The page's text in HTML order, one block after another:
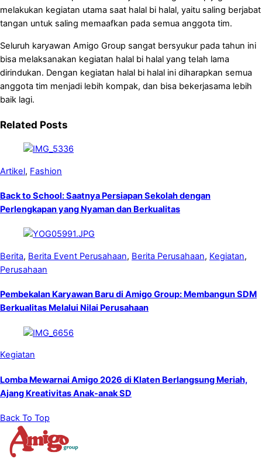
melakukan kegiatan utama saat halal bi halal, yaitu saling berjabat
tangan untuk saling memaafkan pada semua anggota tim.
Seluruh karyawan Amigo Group sangat bersyukur pada tahun ini
bisa melaksanakan kegiatan halal bi halal yang telah lama
dirindukan. Dengan kegiatan halal bi halal ini diharapkan semua
anggota tim menjadi lebih kompak, dan bisa bekerjasama lebih
baik lagi.
Related Posts
Artikel, Fashion
Back to School: Saatnya Persiapan Sekolah dengan
Perlengkapan yang Nyaman dan Berkualitas
Berita, Berita Event Perusahaan, Berita Perusahaan, Kegiatan,
Perusahaan
Pembekalan Karyawan Baru di Amigo Group: Membangun SDM
Berkualitas Melalui Nilai Perusahaan
Kegiatan
Lomba Mewarnai Amigo 2026 di Klaten Berlangsung Meriah,
Ajang Kreativitas Anak-anak SD
Back To Top